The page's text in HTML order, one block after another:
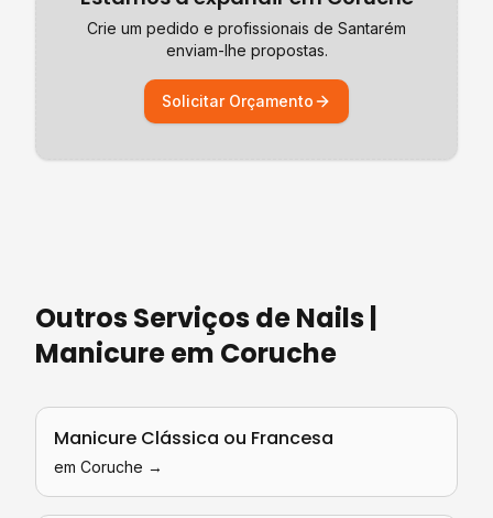
Crie um pedido e profissionais de Santarém
enviam-lhe propostas.
Solicitar Orçamento
Outros Serviços deNails |
Manicureem Coruche
Manicure Clássica ou Francesa
em Coruche →